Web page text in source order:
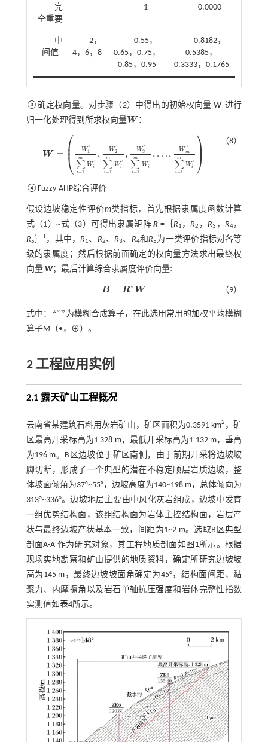
完
全重要
1 0.0000
中
间值
2，
4，6，8
0.55，
0.65，0.75，
0.85，0.95
0.8182，
0.5385，
0.3333，0.1765
③确定权向量。对步骤（2）中得出的初始权向量 W'进行
归一化处理得到所求权向量W
W ：
W = ⎛
⎝
⎜⎜ W '
1
∑
i=1
m
W '
i
, W '
2
∑
i=1
m
W '
i
, W '
3
∑
i=1
m
W '
i
, … , W '
m
∑
i=1
m
W '
i
⎞
⎠⎟⎟
W= W1 ∑ =1mWi ', W2'∑i= 1 mWi',W 3 '∑i = 1mWi',
（8）
④Fuzzy-AHP综合评价
假设边坡稳定性评价m类指标，首先根据隶属度函数计算
式（1）~式（3） 可得出隶属矩阵R =｛ R1 ，R2 ，R3 ，R4，
R5 ｝ T ，其中，R1、 R2、R3、 R4和R5为一类评价指标对各等
级的隶属度；然后根据前面确定的权向量方法求出最终权
向量 W；最后计算综合隶属度评价向量::
B = R° W
B= R°W （9）
式中： “°”
“°
为模糊合成算子，在此选用常用的加权平均模糊
算子M（•，⊕）。
2 工程应用实例
2.1 露天矿山工程概况
云南省某建筑石料用灰岩矿山，矿区面积为0.3591 km2 ，矿
区最高开采标高为1 328 m，最低开采标高为1 132 m，垂高
为196 m。B区边坡位于矿区南侧，由于前期开采将边坡坡
脚切断，形成了一个典型的潜在不稳定顺层岩质边坡，整
体坡面倾角为37°~55°，边坡高度为140~198 m，总体倾向为
313°~336°。边坡地层主要由中风化灰岩组成，边坡中发育
一组优势结构面，该组结构面为岩体主控结构面，岩层产
状与最终边坡产状基本一致，间距为1~2 m。选取B区典型
剖面A-A'作为研究对象，其工程地质剖面如 图1所示。根据
现场实地勘察和矿山提供的地质资料，确定所研究边坡坡
高为145 m，最终边坡坡面角确定为45°，结构面间距、黏
聚力、内摩擦角以及岩石单轴抗压强度和岩体完整性指数
实测值如表4所示。